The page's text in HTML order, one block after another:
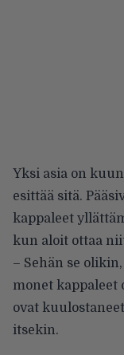
Yksi asia on
esittää sitä.
kappaleet
kun aloit ottaa
– Sehän se
monet
ovat
itsekin.